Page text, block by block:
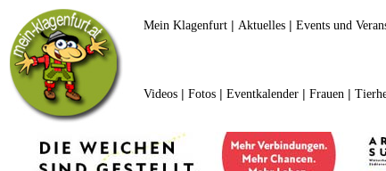
Mein Klagenfurt| Aktuelles| Events und
Videos| Fotos| Eventkalender| Frauen |